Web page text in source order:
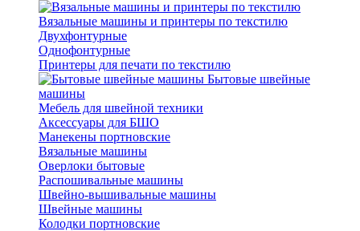
Вязальные машины и принтеры по текстилю
Двухфонтурные
Однофонтурные
Принтеры для печати по текстилю
Бытовые швейные
машины
Мебель для швейной техники
Аксессуары для БШО
Манекены портновские
Вязальные машины
Оверлоки бытовые
Распошивальные машины
Швейно-вышивальные машины
Швейные машины
Колодки портновские